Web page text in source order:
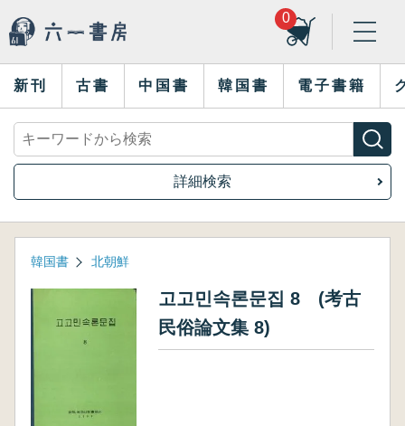
0
新刊 古書 中国書 韓国書 電子書籍
詳細検索
韓国書 北朝鮮
고고민속론문집 8 (考古
民俗論文集 8)